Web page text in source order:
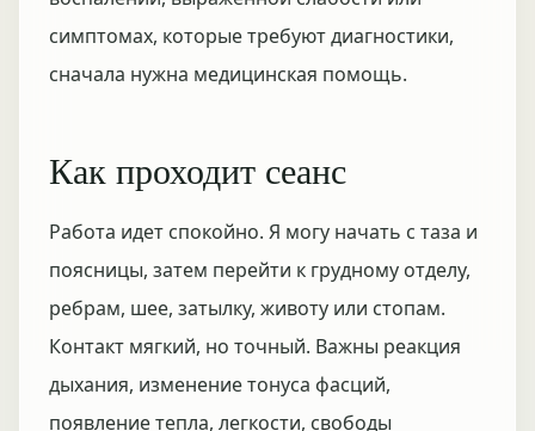
симптомах, которые требуют диагностики,
сначала нужна медицинская помощь.
Как проходит сеанс
Работа идет спокойно. Я могу начать с таза и
поясницы, затем перейти к грудному отделу,
ребрам, шее, затылку, животу или стопам.
Контакт мягкий, но точный. Важны реакция
дыхания, изменение тонуса фасций,
появление тепла, легкости, свободы